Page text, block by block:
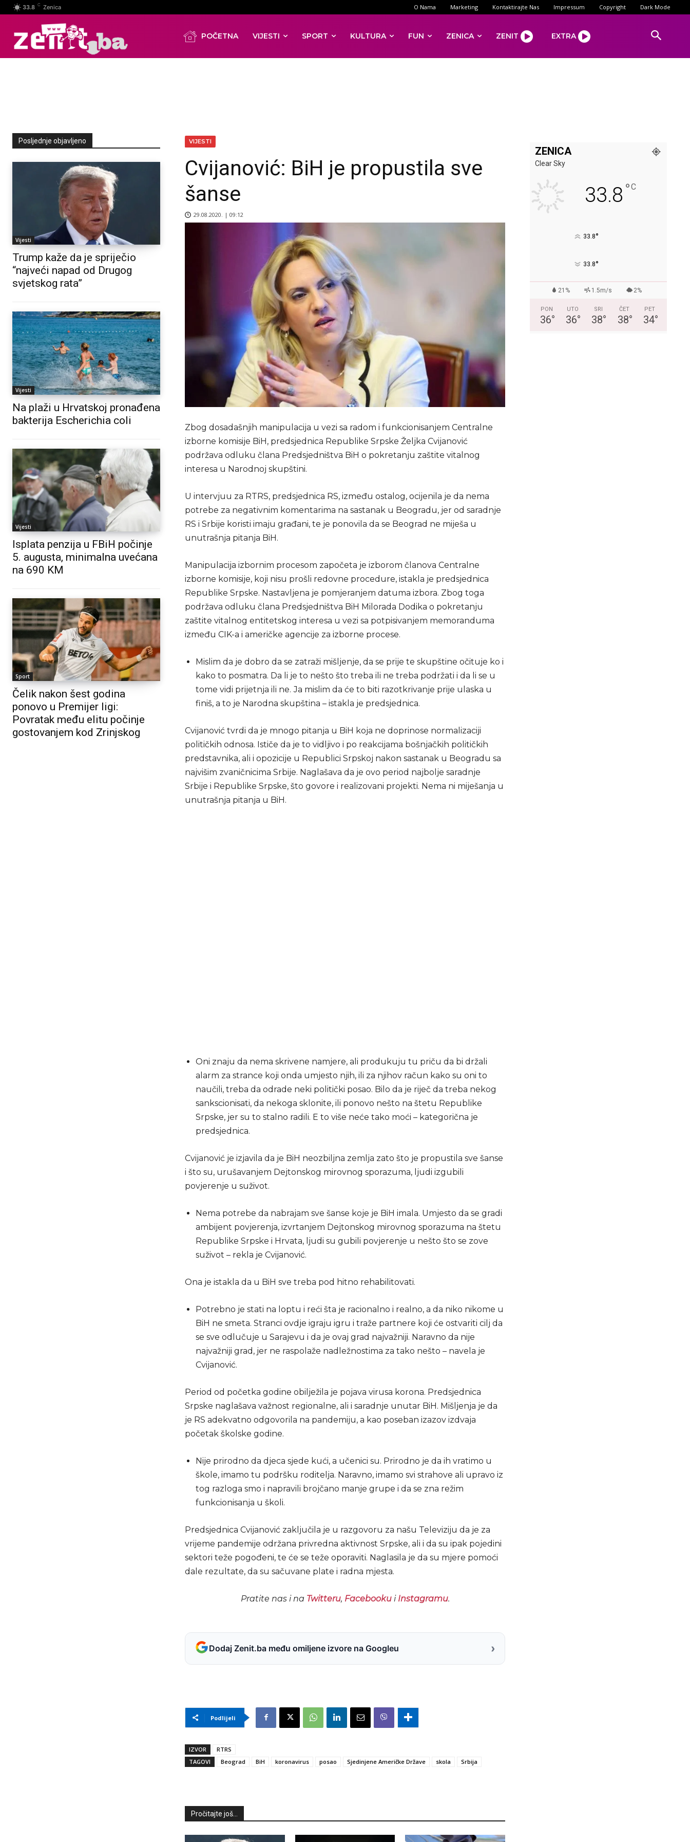
33.8 C Zenica O Nama Marketing Kontaktirajte Nas Impressum Copyright Dark Mode
POČETNA VIJESTI SPORT KULTURA FUN ZENICA ZENIT EXTRA
Posljednje objavljeno
Vijesti
Trump kaže da je spriječio
“najveći napad od Drugog
svjetskog rata”
Vijesti
Na plaži u Hrvatskoj pronađena
bakterija Escherichia coli
Vijesti
Isplata penzija u FBiH počinje
5. augusta, minimalna uvećana
na 690 KM
Sport
Čelik nakon šest godina
ponovo u Premijer ligi:
Povratak među elitu počinje
gostovanjem kod Zrinjskog
VIJESTI
Cvijanović: BiH je propustila sve
šanse
29.08.2020. | 09:12
Zbog dosadašnjih manipulacija u vezi sa radom i funkcionisanjem Centralne
izborne komisije BiH, predsjednica Republike Srpske Željka Cvijanović
podržava odluku člana Predsjedništva BiH o pokretanju zaštite vitalnog
interesa u Narodnoj skupštini.
U intervjuu za RTRS, predsjednica RS, između ostalog, ocijenila je da nema
potrebe za negativnim komentarima na sastanak u Beogradu, jer od saradnje
RS i Srbije koristi imaju građani, te je ponovila da se Beograd ne miješa u
unutrašnja pitanja BiH.
Manipulacija izbornim procesom započeta je izborom članova Centralne
izborne komisije, koji nisu prošli redovne procedure, istakla je predsjednica
Republike Srpske. Nastavljena je pomjeranjem datuma izbora. Zbog toga
podržava odluku člana Predsjedništva BiH Milorada Dodika o pokretanju
zaštite vitalnog entitetskog interesa u vezi sa potpisivanjem memoranduma
između CIK-a i američke agencije za izborne procese.
Mislim da je dobro da se zatraži mišljenje, da se prije te skupštine očituje ko i
kako to posmatra. Da li je to nešto što treba ili ne treba podržati i da li se u
tome vidi prijetnja ili ne. Јa mislim da će to biti razotkrivanje prije ulaska u
finiš, a to je Narodna skupština – istakla je predsjednica.
Cvijanović tvrdi da je mnogo pitanja u BiH koja ne doprinose normalizaciji
političkih odnosa. Ističe da je to vidljivo i po reakcijama bošnjačkih političkih
predstavnika, ali i opozicije u Republici Srpskoj nakon sastanak u Beogradu sa
najvišim zvaničnicima Srbije. Naglašava da je ovo period najbolje saradnje
Srbije i Republike Srpske, što govore i realizovani projekti. Nema ni miješanja u
unutrašnja pitanja u BiH.
Oni znaju da nema skrivene namjere, ali produkuju tu priču da bi držali
alarm za strance koji onda umjesto njih, ili za njihov račun kako su oni to
naučili, treba da odrade neki politički posao. Bilo da je riječ da treba nekog
sankscionisati, da nekoga sklonite, ili ponovo nešto na štetu Republike
Srpske, jer su to stalno radili. E to više neće tako moći – kategorična je
predsjednica.
Cvijanović je izjavila da je BiH neozbiljna zemlja zato što je propustila sve šanse
i što su, urušavanjem Dejtonskog mirovnog sporazuma, ljudi izgubili
povjerenje u suživot.
Nema potrebe da nabrajam sve šanse koje je BiH imala. Umjesto da se gradi
ambijent povjerenja, izvrtanjem Dejtonskog mirovnog sporazuma na štetu
Republike Srpske i Hrvata, ljudi su gubili povjerenje u nešto što se zove
suživot – rekla je Cvijanović.
Ona je istakla da u BiH sve treba pod hitno rehabilitovati.
Potrebno je stati na loptu i reći šta je racionalno i realno, a da niko nikome u
BiH ne smeta. Stranci ovdje igraju igru i traže partnere koji će ostvariti cilj da
se sve odlučuje u Sarajevu i da je ovaj grad najvažniji. Naravno da nije
najvažniji grad, jer ne raspolaže nadležnostima za tako nešto – navela je
Cvijanović.
Period od početka godine obilježila je pojava virusa korona. Predsjednica
Srpske naglašava važnost regionalne, ali i saradnje unutar BiH. Mišljenja je da
je RS adekvatno odgovorila na pandemiju, a kao poseban izazov izdvaja
početak školske godine.
Nije prirodno da djeca sjede kući, a učenici su. Prirodno je da ih vratimo u
škole, imamo tu podršku roditelja. Naravno, imamo svi strahove ali upravo iz
tog razloga smo i napravili brojčano manje grupe i da se zna režim
funkcionisanja u školi.
Predsjednica Cvijanović zaključila je u razgovoru za našu Televiziju da je za
vrijeme pandemije održana privredna aktivnost Srpske, ali i da su ipak pojedini
sektori teže pogođeni, te će se teže oporaviti. Naglasila je da su mjere pomoći
dale rezultate, da su sačuvane plate i radna mjesta.
Pratite nas i na Twitteru, Facebookui Instagramu.
Dodaj Zenit.ba među omiljene izvore na Googleu ›
Podlijeli
IZVOR
RTRS
TAGOVI
Beograd BiH koronavirus posao Sjedinjene Američke Države skola Srbija
Pročitajte još...
ZENICA
Clear Sky
33.8 °C
33.8°
33.8°
21% 1.5m/s 2%
PON
36°
UTO
36°
SRI
38°
ČET
38°
PET
34°